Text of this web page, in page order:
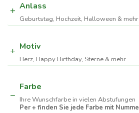
Anlass
Geburtstag, Hochzeit, Halloween & mehr
Motiv
Herz, Happy Birthday, Sterne & mehr
Farbe
Ihre Wunschfarbe in vielen Abstufungen
Per + finden Sie jede Farbe mit